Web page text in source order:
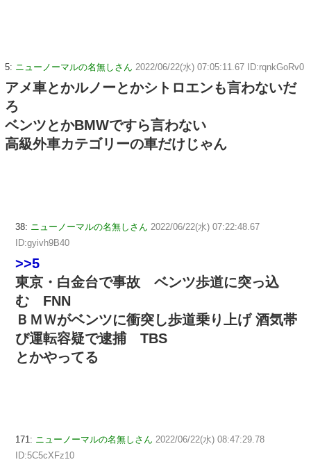
5: ニューノーマルの名無しさん 2022/06/22(水) 07:05:11.67 ID:rqnkGoRv0
アメ車とかルノーとかシトロエンも言わないだ
ろ
ベンツとかBMWですら言わない
高級外車カテゴリーの車だけじゃん
38: ニューノーマルの名無しさん 2022/06/22(水) 07:22:48.67
ID:gyivh9B40
>>5
東京・白金台で事故 ベンツ歩道に突っ込
む FNN
ＢＭＷがベンツに衝突し歩道乗り上げ 酒気帯
び運転容疑で逮捕 TBS
とかやってる
171: ニューノーマルの名無しさん 2022/06/22(水) 08:47:29.78
ID:5C5cXFz10